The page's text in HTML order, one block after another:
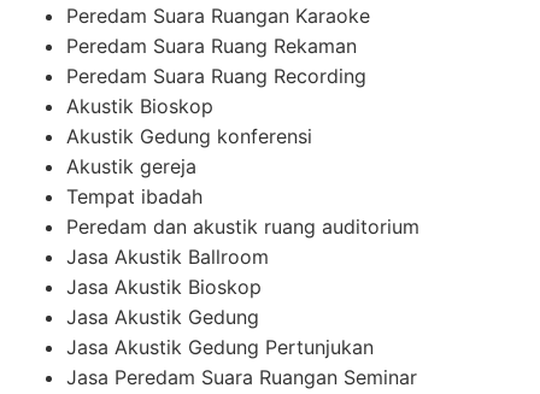
Peredam Suara Ruangan Karaoke
Peredam Suara Ruang Rekaman
Peredam Suara Ruang Recording
Akustik Bioskop
Akustik Gedung konferensi
Akustik gereja
Tempat ibadah
Peredam dan akustik ruang auditorium
Jasa Akustik Ballroom
Jasa Akustik Bioskop
Jasa Akustik Gedung
Jasa Akustik Gedung Pertunjukan
Jasa Peredam Suara Ruangan Seminar